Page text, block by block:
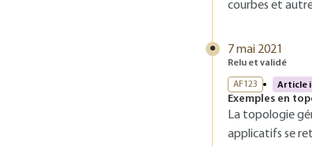
courbes et
7 mai 2021
Relu et validé
AF123 Article
Exemples en
La topologie
applicatifs se